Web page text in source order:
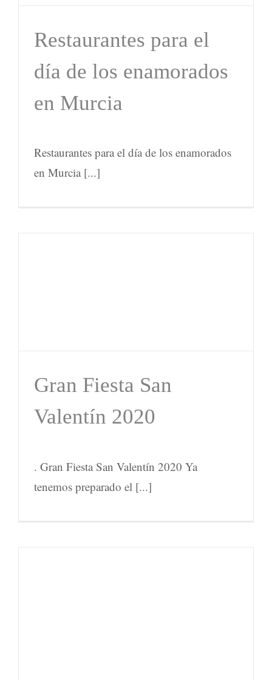
Restaurantes para el
día de los enamorados
en Murcia
Restaurantes para el día de los enamorados
en Murcia [...]
Gran Fiesta San
Valentín 2020
. Gran Fiesta San Valentín 2020 Ya
tenemos preparado el [...]